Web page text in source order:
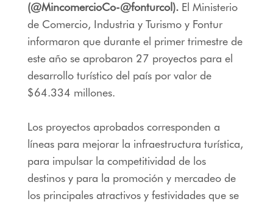
(@MincomercioCo-@fonturcol).El Ministerio
de Comercio, Industria y Turismo y Fontur
informaron que durante el primer trimestre de
este año se aprobaron 27 proyectos para el
desarrollo turístico del país por valor de
$64.334 millones.
Los proyectos aprobados corresponden a
líneas para mejorar la infraestructura turística,
para impulsar la competitividad de los
destinos y para la promoción y mercadeo de
los principales atractivos y festividades que se